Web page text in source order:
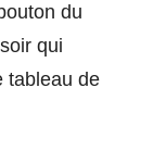
du
qui
tableau de